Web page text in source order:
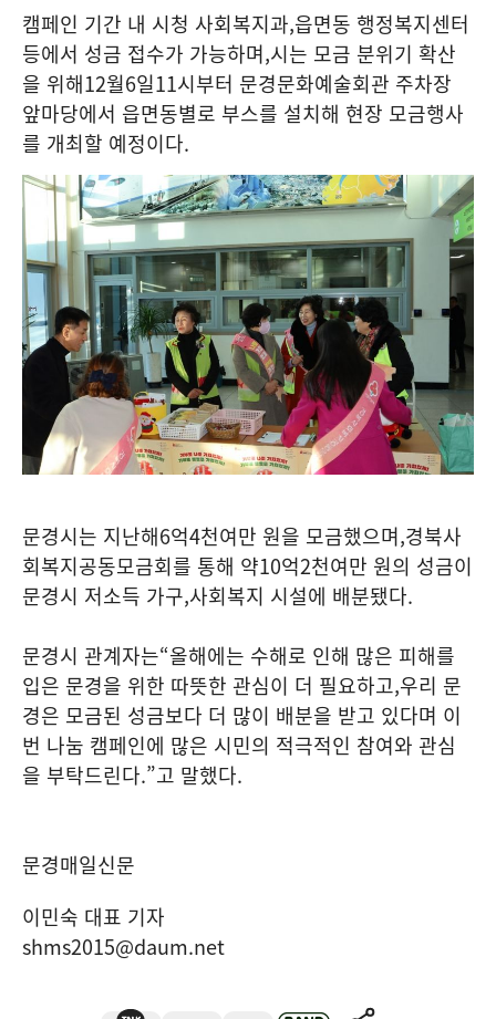
캠페인 기간 내 시청 사회복지과,읍면동 행정복지센터
등에서 성금 접수가 가능하며,시는 모금 분위기 확산
을 위해12월6일11시부터 문경문화예술회관 주차장
앞마당에서 읍면동별로 부스를 설치해 현장 모금행사
를 개최할 예정이다.
문경시는 지난해6억4천여만 원을 모금했으며,경북사
회복지공동모금회를 통해 약10억2천여만 원의 성금이
문경시 저소득 가구,사회복지 시설에 배분됐다.
문경시 관계자는“올해에는 수해로 인해 많은 피해를
입은 문경을 위한 따뜻한 관심이 더 필요하고,우리 문
경은 모금된 성금보다 더 많이 배분을 받고 있다며 이
번 나눔 캠페인에 많은 시민의 적극적인 참여와 관심
을 부탁드린다.”고 말했다.
문경매일신문
이민숙 대표 기자
shms2015@daum.net